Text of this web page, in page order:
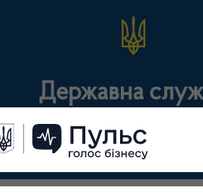
Державна
документи Для